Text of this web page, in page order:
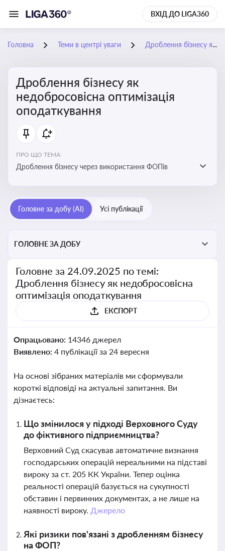
ВХІД ДО LIGA360
Головна Теми в центрі уваги Дроблення бізнесу як недобросовісна оптимізація оподаткування
Дроблення бізнесу як
недобросовісна оптимізація
оподаткування
ПРО ЩО ТЕМА:
Дроблення бізнесу через використання ФОПів
Головне за добу (AI) Усі публікації
ГОЛОВНЕ ЗА ДОБУ
Головне за 24.09.2025 по темі:
Дроблення бізнесу як недобросовісна
оптимізація оподаткування
ЕКСПОРТ
Опрацьовано: 14346 джерел
Виявлено: 4 публікації за 24 вересня
На основі зібраних матеріалів ми сформували
короткі відповіді на актуальні запитання. Ви
дізнаєтесь:
Що змінилося у підході Верховного Суду
до фіктивного підприємництва?
Верховний Суд скасував автоматичне визнання
господарських операцій нереальними на підставі
вироку за ст. 205 КК України. Тепер оцінка
реальності операцій базується на сукупності
обставин і первинних документах, а не лише на
наявності вироку. Джерело
Які ризики пов'язані з дробленням бізнесу
на ФОП?